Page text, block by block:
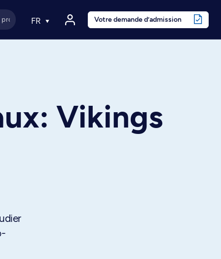
FR Votre demande d’admission
Vikings